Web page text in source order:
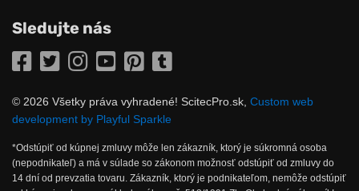
Sledujte nás
Facebook
TwitterInstagramYouTubePinterest
© 2026 Všetky práva vyhradené! ScitecPro.sk, Custom web
development by Playful Sparkle
*Odstúpiť od kúpnej zmluvy môže len zákazník, ktorý je súkromná osoba
(nepodnikateľ) a má v súlade so zákonom možnosť odstúpiť od zmluvy do
14 dní od prevzatia tovaru. Zákazník, ktorý je podnikateľom, nemôže odstúpiť